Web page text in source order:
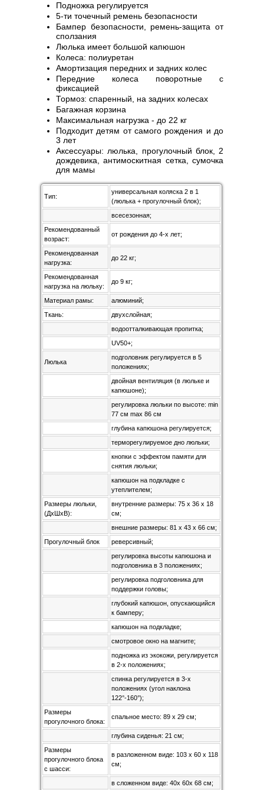
Подножка регулируется
5-ти точечный ремень безопасности
Бампер безопасности, ремень-защита от
сползания
Люлька имеет большой капюшон
Колеса: полиуретан
Амортизация передних и задних колес
Передние колеса поворотные с
фиксацией
Тормоз: спаренный, на задних колесах
Багажная корзина
Максимальная нагрузка - до 22 кг
Подходит детям от самого рождения и до
3 лет
Аксессуары: люлька, прогулочный блок, 2
дождевика, антимоскитная сетка, сумочка
для мамы
Тип:
универсальная коляска 2 в 1
(люлька + прогулочный блок);
всесезонная;
Рекомендованный
возраст:
от рождения до 4-х лет;
Рекомендованная
нагрузка:
до 22 кг;
Рекомендованная
нагрузка на люльку:
до 9 кг;
Материал рамы:
алюминий;
Ткань:
двухслойная;
водоотталкивающая пропитка;
UV50+;
Люлька
подголовник регулируется в 5
положениях;
двойная вентиляция (в люльке и
капюшоне);
регулировка люльки по высоте: min
77 см max 86 см
глубина капюшона регулируется;
терморегулируемое дно люльки;
кнопки с эффектом памяти для
снятия люльки;
капюшон на подкладке с
утеплителем;
Размеры люльки,
(ДхШхВ):
внутренние размеры: 75 х 36 x 18
см;
внешние размеры: 81 х 43 х 66 см;
Прогулочный блок
реверсивный;
регулировка высоты капюшона и
подголовника в 3 положениях;
регулировка подголовника для
поддержки головы;
глубокий капюшон, опускающийся
к бамперу;
капюшон на подкладке;
смотровое окно на магните;
подножка из экокожи, регулируется
в 2-х положениях;
спинка регулируется в 3-х
положениях (угол наклона
122°-160°);
Размеры
прогулочного блока:
спальное место: 89 х 29 см;
глубина сиденья: 21 см;
Размеры
прогулочного блока
с шасси:
в разложенном виде: 103 х 60 х 118
см;
в сложенном виде: 40х 60х 68 см;